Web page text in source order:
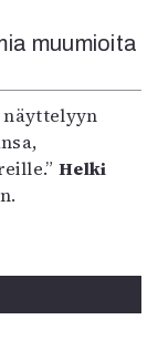
muumioita
näyttelyyn
Helki